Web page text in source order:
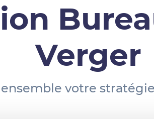
Verger
ensemble votre